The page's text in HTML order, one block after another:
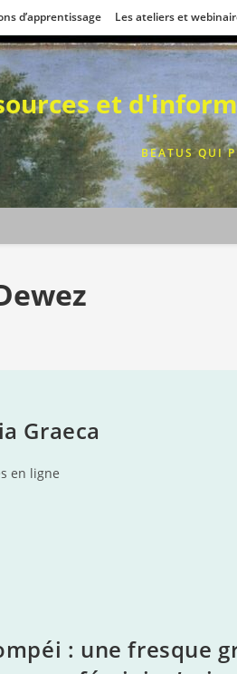
d’apprentissage Les ateliers et
et
BEATUS QUI
Graeca
en ligne
: une fresque